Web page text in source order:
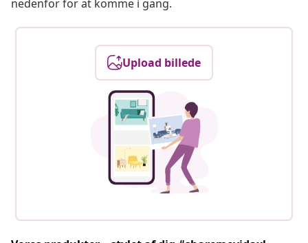
nedenfor for at komme i gang.
Upload billede